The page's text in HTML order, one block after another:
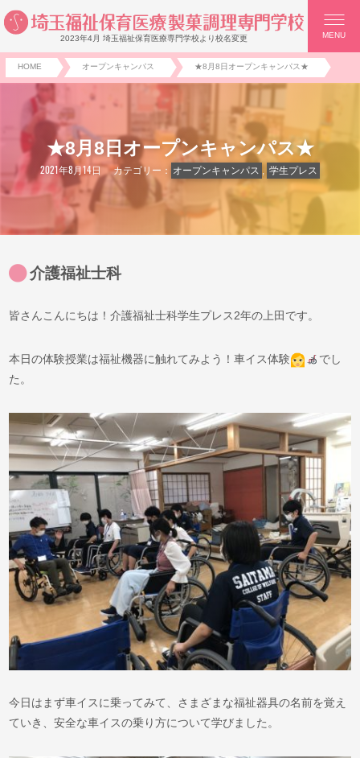
2023年4月 埼玉福祉保育医療専門学校より校名変更 MENU
HOME オープンキャンパス ★8月8日オープンキャンパス★
★8月8日オープンキャンパス★
2021年8月14日 カテゴリー： オープンキャンパス 学生プレス
介護福祉士科
皆さんこんにちは！介護福祉士科学生プレス2年の上田です。
本日の体験授業は福祉機器に触れてみよう！車イス体験
でし
た。
今日はまず車イスに乗ってみて、さまざまな福祉器具の名前を覚え
ていき、安全な車イスの乗り方について学びました。